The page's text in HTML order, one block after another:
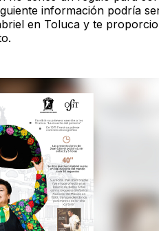
información podría
en Toluca y te